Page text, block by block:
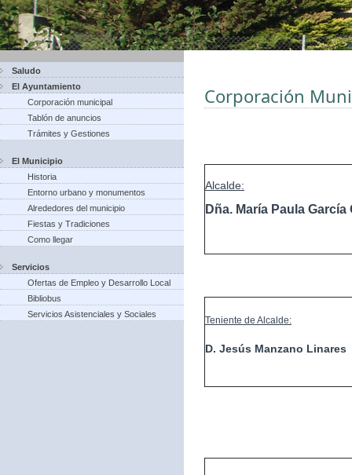
Saludo
El Ayuntamiento
Corporación municipal
Tablón de anuncios
Trámites y Gestiones
El Municipio
Historia
Entorno urbano y monumentos
Alrededores del municipio
Fiestas y Tradiciones
Como llegar
Servicios
Ofertas de Empleo y Desarrollo Local
Bibliobus
Servicios Asistenciales y Sociales
Corporación
Alcalde:
Dña. María Paula
Teniente de Alcalde:
D. Jesús Manzano Linares